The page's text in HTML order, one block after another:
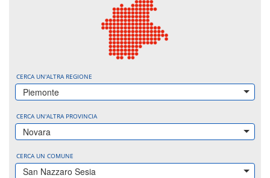
CERCA UN'ALTRA REGIONE
Piemonte
CERCA UN'ALTRA PROVINCIA
Novara
CERCA UN COMUNE
San Nazzaro Sesia